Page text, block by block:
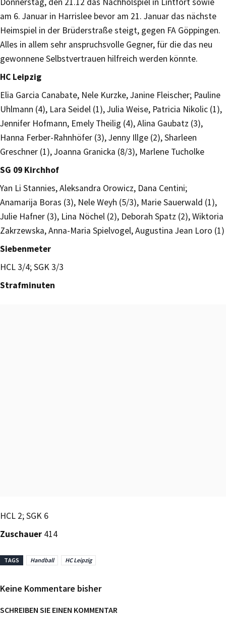
am 6. Januar in Harrislee bevor am 21. Januar das nächste
Heimspiel in der Brüderstraße steigt, gegen FA Göppingen.
Alles in allem sehr anspruchsvolle Gegner, für die das neu
gewonnene Selbstvertrauen hilfreich werden könnte.
HC Leipzig
Elia Garcia Canabate, Nele Kurzke, Janine Fleischer; Pauline
Uhlmann (4), Lara Seidel (1), Julia Weise, Patricia Nikolic (1),
Jennifer Hofmann, Emely Theilig (4), Alina Gaubatz (3),
Hanna Ferber-Rahnhöfer (3), Jenny Illge (2), Sharleen
Greschner (1), Joanna Granicka (8/3), Marlene Tucholke
SG 09 Kirchhof
Yan Li Stannies, Aleksandra Orowicz, Dana Centini;
Anamarija Boras (3), Nele Weyh (5/3), Marie Sauerwald (1),
Julie Hafner (3), Lina Nöchel (2), Deborah Spatz (2), Wiktoria
Zakrzewska, Anna-Maria Spielvogel, Augustina Jean Loro (1)
Siebenmeter
HCL 3/4; SGK 3/3
Strafminuten
HCL 2; SGK 6
Zuschauer 414
TAGS Handball HC Leipzig
Keine Kommentare bisher
SCHREIBEN SIE EINEN KOMMENTAR